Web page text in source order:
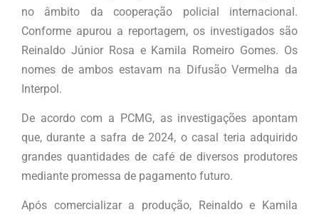
no âmbito da cooperação policial internacional.
Conforme apurou a reportagem, os investigados são
Reinaldo Júnior Rosa e Kamila Romeiro Gomes. Os
nomes de ambos estavam na Difusão Vermelha da
Interpol.
De acordo com a PCMG, as investigações apontam
que, durante a safra de 2024, o casal teria adquirido
grandes quantidades de café de diversos produtores
mediante promessa de pagamento futuro.
Após comercializar a produção, Reinaldo e Kamila